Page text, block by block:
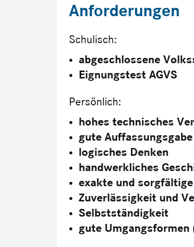
Anforderungen
Schulisch:
abgeschlossene
Eignungstest AGVS
Persönlich:
hohes technisches
gute Auffassungsgabe
logisches Denken
handwerkliches
exakte und
Zuverlässigkeit und
Selbstständigkeit
gute